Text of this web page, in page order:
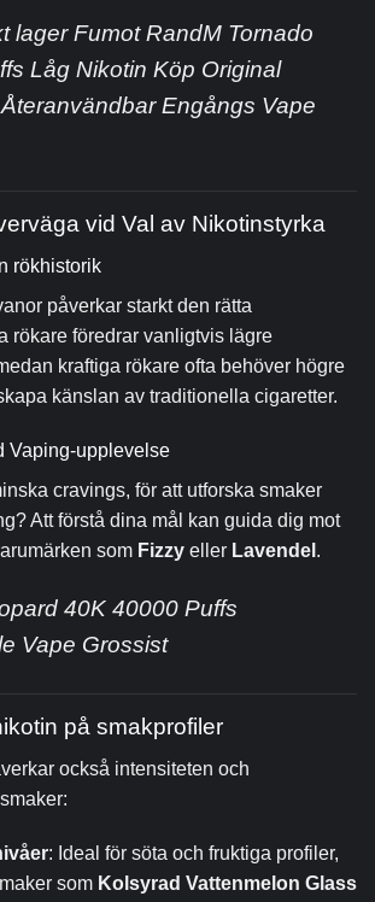
lager Fumot RandM Tornado
Låg Nikotin Köp Original
Engångs Vape
vid Val av Nikotinstyrka
rökhistorik
påverkar starkt den rätta
rökare föredrar vanligtvis lägre
kraftiga rökare ofta behöver högre
känslan av traditionella cigaretter.
Vaping-upplevelse
cravings, för att utforska smaker
Att förstå dina mål kan guida dig mot
som Fizzy eller Lavendel .
40K 40000 Puffs
Vape Grossist
på smakprofiler
också intensiteten och
: Ideal för söta och fruktiga profiler,
som Kolsyrad Vattenmelon Glass